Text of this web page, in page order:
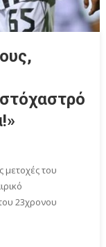
μετοχές του
23χρονου